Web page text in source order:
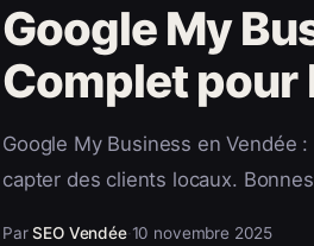
Google My
Complet pour
Google My Business en Vendée
capter des clients locaux.
ParSEO Vendée·10 novembre 2025